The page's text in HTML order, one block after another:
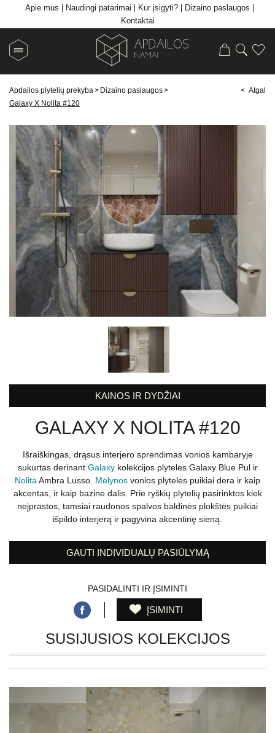
Apie mus Naudingi patarimai Kur įsigyti?
Dizaino paslaugos
Kontaktai
Apdailos plytelių prekyba > Dizaino paslaugos>
Galaxy X Nolita #120
< Atgal
KAINOS IR DYDŽIAI
GALAXY X NOLITA #120
Išraiškingas, drąsus interjero sprendimas vonios kambaryje
sukurtas derinant Galaxykolekcijos plyteles Galaxy Blue Pul ir
NolitaAmbra Lusso. Mėlynos vonios plytelės puikiai dera ir kaip
akcentas, ir kaip bazinė dalis. Prie ryškių plytelių pasirinktos kiek
neįprastos, tamsiai raudonos spalvos baldinės plokštės puikiai
išpildo interjerą ir pagyvina akcentinę sieną.
GAUTI INDIVIDUALŲ PASIŪLYMĄ
PASIDALINTI IR ĮSIMINTI
ĮSIMINTI
SUSIJUSIOS KOLEKCIJOS